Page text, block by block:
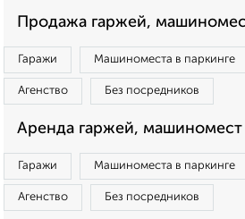
Продажа гаржей,
Гаражи Машиноместа в паркинге
Агенство Без посредников
Аренда гаржей, машиномест
Гаражи Машиноместа в паркинге
Агенство Без посредников